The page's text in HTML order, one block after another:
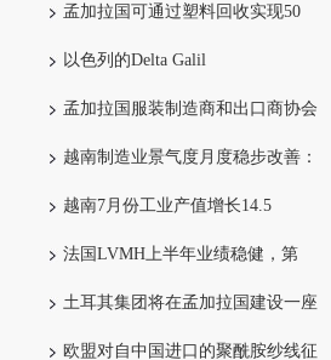
孟加拉国可通过塑料回收实现50
以色列的Delta Galil
孟加拉国服装制造商和出口商协会
越南制造业景气度月度稳步改善：
越南7月份工业产值增长14.5
法国LVMH上半年业绩稳健，第
土耳其集团将在孟加拉国建设一座
欧盟对自中国进口的聚酰胺纱线征